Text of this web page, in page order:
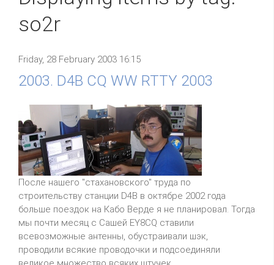
so2r
Friday, 28 February 2003 16:15
2003. D4B CQ WW RTTY 2003
После нашего "стахановского" труда по
строительству станции D4B в октябре 2002 года
больше поездок на Кабо Верде я не планировал. Тогда
мы почти месяц с Сашей EY8CQ ставили
всевозможные антенны, обустраивали шэк,
проводили всякие проводочки и подсоединяли